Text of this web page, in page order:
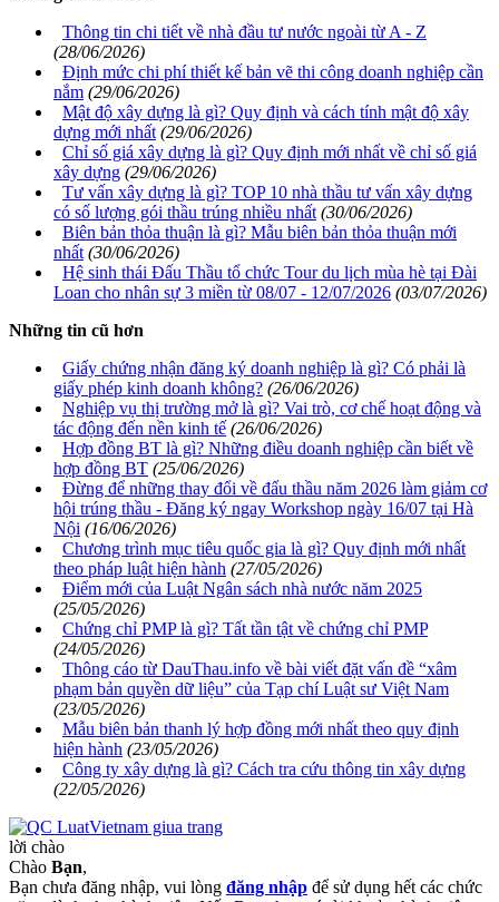
Thông tin chi tiết về nhà đầu tư nước ngoài từ A - Z
(28/06/2026)
Định mức chi phí thiết kế bản vẽ thi công doanh nghiệp cần
nắm (29/06/2026)
Mật độ xây dựng là gì? Quy định và cách tính mật độ xây
dựng mới nhất (29/06/2026)
Chỉ số giá xây dựng là gì? Quy định mới nhất về chỉ số giá
xây dựng (29/06/2026)
Tư vấn xây dựng là gì? TOP 10 nhà thầu tư vấn xây dựng
có số lượng gói thầu trúng nhiều nhất (30/06/2026)
Biên bản thỏa thuận là gì? Mẫu biên bản thỏa thuận mới
nhất (30/06/2026)
Hệ sinh thái Đấu Thầu tổ chức Tour du lịch mùa hè tại Đài
Loan cho nhân sự 3 miền từ 08/07 - 12/07/2026 (03/07/2026)
Những tin cũ hơn
Giấy chứng nhận đăng ký doanh nghiệp là gì? Có phải là
giấy phép kinh doanh không? (26/06/2026)
Nghiệp vụ thị trường mở là gì? Vai trò, cơ chế hoạt động và
tác động đến nền kinh tế (26/06/2026)
Hợp đồng BT là gì? Những điều doanh nghiệp cần biết về
hợp đồng BT (25/06/2026)
Đừng để những thay đổi về đấu thầu năm 2026 làm giảm cơ
hội trúng thầu - Đăng ký ngay Workshop ngày 16/07 tại Hà
Nội (16/06/2026)
Chương trình mục tiêu quốc gia là gì? Quy định mới nhất
theo pháp luật hiện hành (27/05/2026)
Điểm mới của Luật Ngân sách nhà nước năm 2025
(25/05/2026)
Chứng chỉ PMP là gì? Tất tần tật về chứng chỉ PMP
(24/05/2026)
Thông cáo từ DauThau.info về bài viết đặt vấn đề “xâm
phạm bản quyền dữ liệu” của Tạp chí Luật sư Việt Nam
(23/05/2026)
Mẫu biên bản thanh lý hợp đồng mới nhất theo quy định
hiện hành (23/05/2026)
Công ty xây dựng là gì? Cách tra cứu thông tin xây dựng
(22/05/2026)
lời chào
Chào Bạn,
Bạn chưa đăng nhập, vui lòng đăng nhập để sử dụng hết các chức